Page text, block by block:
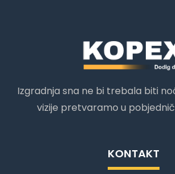
Izgradnja sna ne bi trebala biti
vizije pretvaramo u
KONTAKT